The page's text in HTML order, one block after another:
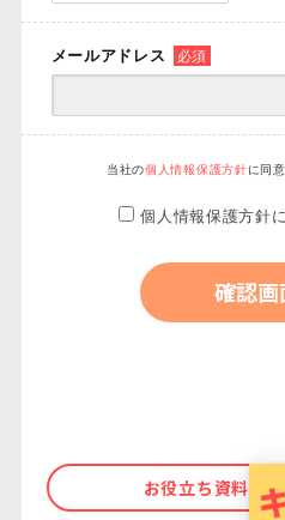
メールアドレス 必須
当社の個人情報保護方針に同
個人情報保護方針
お役立ち資料の